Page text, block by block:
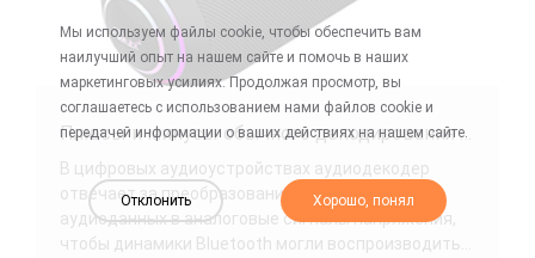
Плюсы и минусы обычного декодирования звука через динамик Bluetooth
В цифровых аудиоустройствах аудиодекодер
отвечает за преобразование цифровых
аудиоданных в аналоговые сигналы напряжения,
чтобы динамики Bluetooth могли воспроизводить
Мы используем файлы cookie, чтобы обеспечить вам
наилучший опыт на нашем сайте и помочь в наших
маркетинговых усилиях. Продолжая просмотр, вы
соглашаетесь с использованием нами файлов cookie и
передачей информации о ваших действиях на нашем сайте.
Отклонить Хорошо, понял